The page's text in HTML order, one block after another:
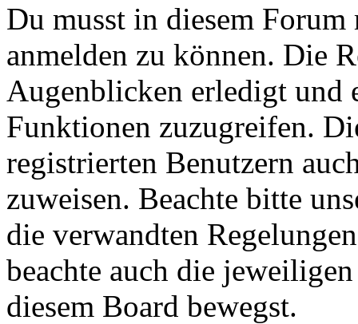
Du musst in diesem
anmelden zu können. Die
Augenblicken erledigt und
Funktionen zuzugreifen.
registrierten Benutzern
zuweisen. Beachte bitte
die verwandten
beachte auch die
diesem Board bewegst.